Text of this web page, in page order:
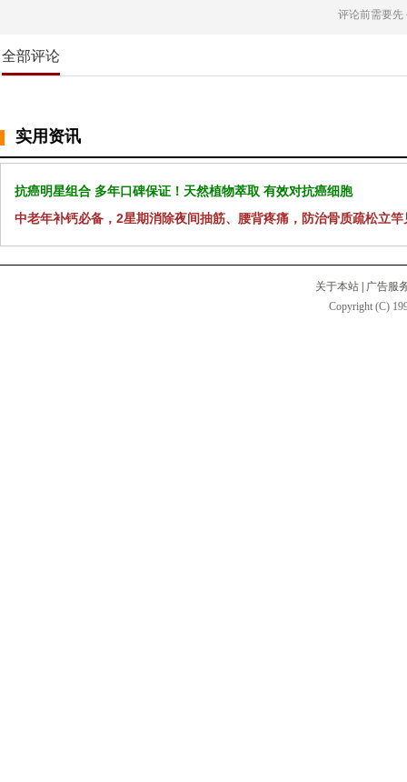
评论前需要先
全部评论
实用资讯
抗癌明星组合 多年口碑保证！天然植物萃取 有效对抗癌细胞
中老年补钙必备，2星期消除夜间抽筋、腰背疼痛，防治骨质疏松立竿
关于本站
广告服
Copyright (C)